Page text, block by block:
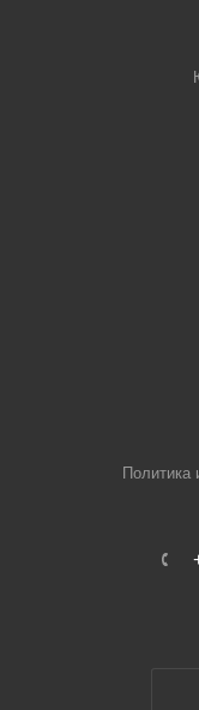
Политика